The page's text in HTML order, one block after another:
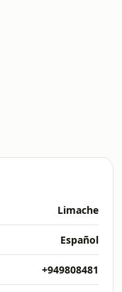
Limache
Español
+949808481